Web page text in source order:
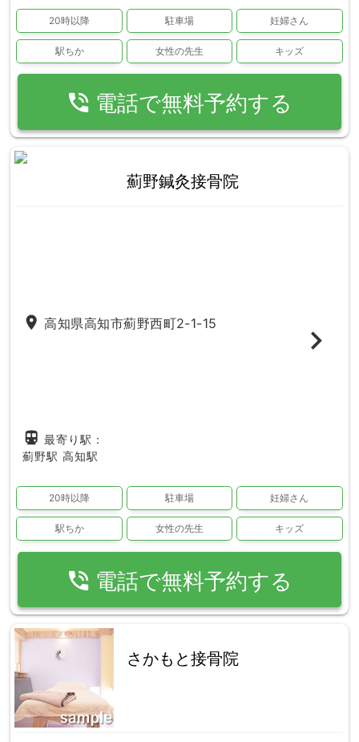
20時以降 駐車場 妊婦さん
駅ちか 女性の先生 キッズ
phone_in_talk 電話で無料予約する
薊野鍼灸接骨院
place 高知県高知市薊野西町2-1-15
directions_subway 最寄り駅：
薊野駅 高知駅
20時以降 駐車場 妊婦さん
駅ちか 女性の先生 キッズ
phone_in_talk 電話で無料予約する
さかもと接骨院